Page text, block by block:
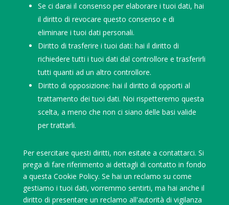
Se ci darai il consenso per elaborare i tuoi dati, hai
il diritto di revocare questo consenso e di
eliminare i tuoi dati personali.
Diritto di trasferire i tuoi dati: hai il diritto di
richiedere tutti i tuoi dati dal controllore e trasferirli
tutti quanti ad un altro controllore.
Diritto di opposizione: hai il diritto di opporti al
trattamento dei tuoi dati. Noi rispetteremo questa
scelta, a meno che non ci siano delle basi valide
per trattarli.
Per esercitare questi diritti, non esitate a contattarci. Si
prega di fare riferimento ai dettagli di contatto in fondo
a questa Cookie Policy. Se hai un reclamo su come
gestiamo i tuoi dati, vorremmo sentirti, ma hai anche il
diritto di presentare un reclamo all'autorità di vigilanza